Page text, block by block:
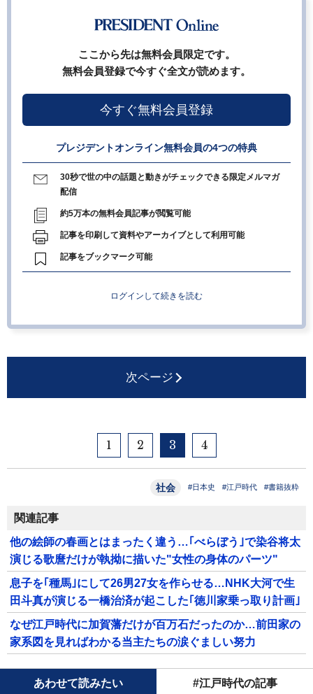
ここから先は無料会員限定です。
無料会員登録で今すぐ全文が読めます。
今すぐ無料会員登録
プレジデントオンライン無料会員の4つの特典
30秒で世の中の話題と動きがチェックできる限定メルマガ
配信
約5万本の無料会員記事が閲覧可能
記事を印刷して資料やアーカイブとして利用可能
記事をブックマーク可能
ログインして続きを読む
次ページ
1 2 3 4
社会 #日本史 #江戸時代 #書籍抜粋
関連記事
他の絵師の春画とはまったく違う…｢べらぼう｣で染谷将太
演じる歌麿だけが執拗に描いた"女性の身体のパーツ"
息子を｢種馬｣にして26男27女を作らせる…NHK大河で生
田斗真が演じる一橋治済が起こした｢徳川家乗っ取り計画｣
なぜ江戸時代に加賀藩だけが百万石だったのか…前田家の
家系図を見ればわかる当主たちの涙ぐましい努力
あわせて読みたい #江戸時代の記事